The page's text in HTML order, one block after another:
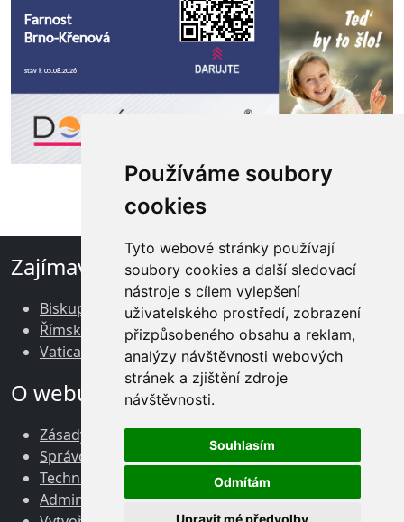
Používáme soubory
cookies
Tyto webové stránky používají
soubory cookies a další sledovací
nástroje s cílem vylepšení
uživatelského prostředí, zobrazení
přizpůsobeného obsahu a reklam,
analýzy návštěvnosti webových
stránek a zjištění zdroje
návštěvnosti.
Souhlasím
Odmítám
Upravit mé předvolby
Zajímavé odkazy
Biskupství brněnské
Římskokatolická církev v ČR
Vatican News
O webu
Zásady zpracování osobních údajů
Správce obsahu webu
Technický správce webu
Administrace